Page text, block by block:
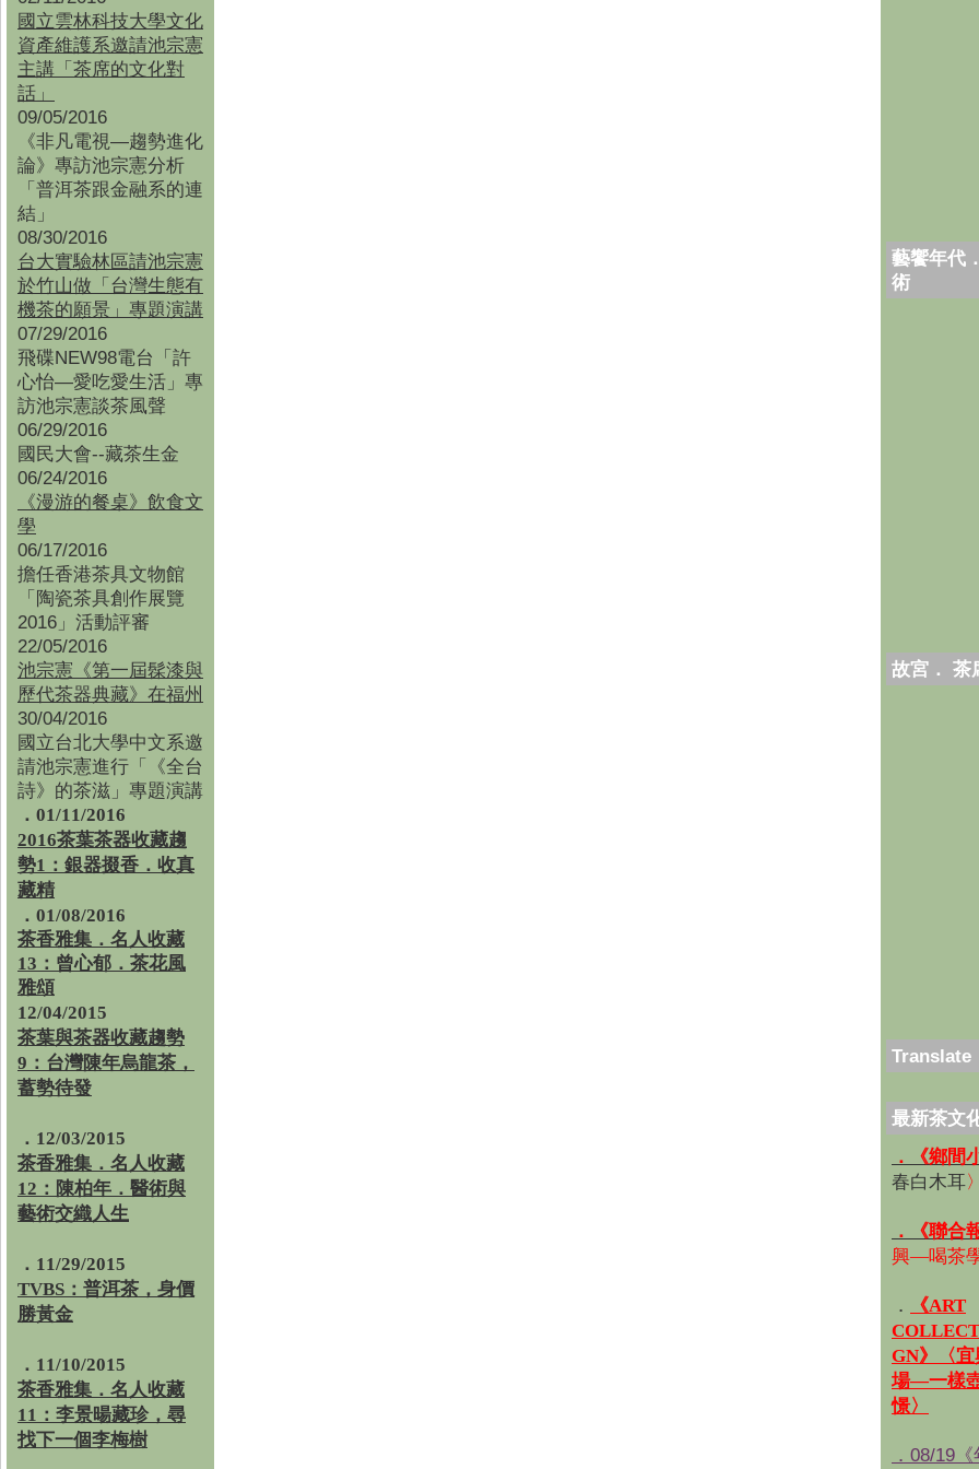
國立雲林科技大學文化
資產維護系邀請池宗憲
主講「茶席的文化對
話」
09/05/2016
《非凡電視—趨勢進化
論》專訪池宗憲分析
「普洱茶跟金融系的連
結」
08/30/2016
台大實驗林區請池宗憲
於竹山做「台灣生態有
機茶的願景」專題演講
07/29/2016
飛碟NEW98電台「許
心怡—愛吃愛生活」專
訪池宗憲談茶風聲
06/29/2016
國民大會--藏茶生金
06/24/2016
《漫游的餐桌》飲食文
學
06/17/2016
擔任香港茶具文物館
「陶瓷茶具創作展覽
2016」活動評審
22/05/2016
池宗憲《第一屆髹漆與
歷代茶器典藏》在福州
30/04/2016
國立台北大學中文系邀
請池宗憲進行「《全台
詩》的茶滋」專題演講
．01/11/2016
2016茶葉茶器收藏趨
勢1：銀器掇香．收真
藏精
．01/08/2016
茶香雅集 ． 名人收藏
13：曾心郁．茶花風
雅頌
12/04/2015
茶葉與茶器收藏趨勢
9：台灣陳年烏龍茶，
蓄勢待發
．12/03/2015
茶香雅集．名人收藏
12：陳柏年．醫術與
藝術交織人生
．11/29/2015
TVBS：普洱茶，身價
勝黃金
．11/10/2015
茶香雅集．名人收藏
11：李景暘藏珍，尋
找下一個李梅樹
藝饗年代
術
故宮． 茶
Translate
最新茶文
．《鄉間
春白木耳〉
．《聯合
興—喝茶
．
《ART
GN》〈
場—一樣
憬〉
．08/19